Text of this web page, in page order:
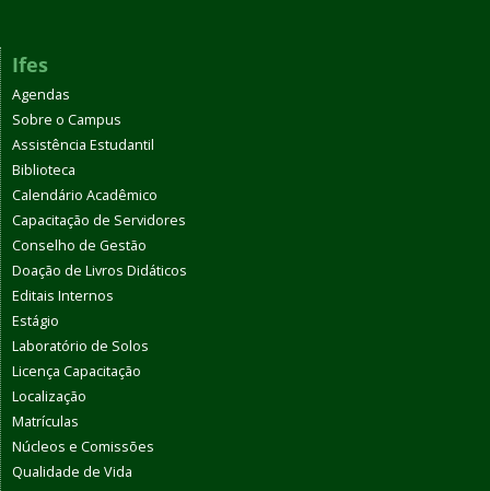
Ifes
Agendas
Sobre o Campus
Assistência Estudantil
Biblioteca
Calendário Acadêmico
Capacitação de Servidores
Conselho de Gestão
Doação de Livros Didáticos
Editais Internos
Estágio
Laboratório de Solos
Licença Capacitação
Localização
Matrículas
Núcleos e Comissões
Qualidade de Vida